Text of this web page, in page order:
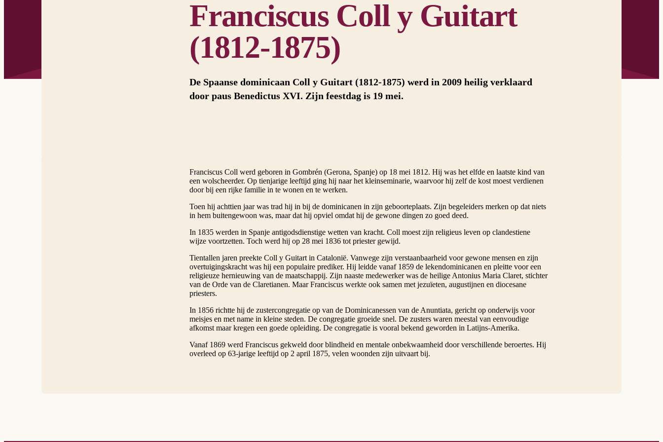
Franciscus Coll y Guitart
(1812-1875)
De Spaanse dominicaan Coll y Guitart (1812-1875) werd in 2009 heilig verklaard
door paus Benedictus XVI. Zijn feestdag is 19 mei.
Franciscus Coll werd geboren in Gombrén (Gerona, Spanje) op 18 mei 1812. Hij was het elfde en laatste kind van
een wolscheerder. Op tienjarige leeftijd ging hij naar het kleinseminarie, waarvoor hij zelf de kost moest verdienen
door bij een rijke familie in te wonen en te werken.
Toen hij achttien jaar was trad hij in bij de dominicanen in zijn geboorteplaats. Zijn begeleiders merken op dat niets
in hem buitengewoon was, maar dat hij opviel omdat hij de gewone dingen zo goed deed.
In 1835 werden in Spanje antigodsdienstige wetten van kracht. Coll moest zijn religieus leven op clandestiene
wijze voortzetten. Toch werd hij op 28 mei 1836 tot priester gewijd.
Tientallen jaren preekte Coll y Guitart in Catalonië. Vanwege zijn verstaanbaarheid voor gewone mensen en zijn
overtuigingskracht was hij een populaire prediker. Hij leidde vanaf 1859 de lekendominicanen en pleitte voor een
religieuze hernieuwing van de maatschappij. Zijn naaste medewerker was de heilige Antonius Maria Claret, stichter
van de Orde van de Claretianen. Maar Franciscus werkte ook samen met jezuïeten, augustijnen en diocesane
priesters.
In 1856 richtte hij de zustercongregatie op van de Dominicanessen van de Anuntiata, gericht op onderwijs voor
meisjes en met name in kleine steden. De congregatie groeide snel. De zusters waren meestal van eenvoudige
afkomst maar kregen een goede opleiding. De congregatie is vooral bekend geworden in Latijns-Amerika.
Vanaf 1869 werd Franciscus gekweld door blindheid en mentale onbekwaamheid door verschillende beroertes. Hij
overleed op 63-jarige leeftijd op 2 april 1875, velen woonden zijn uitvaart bij.